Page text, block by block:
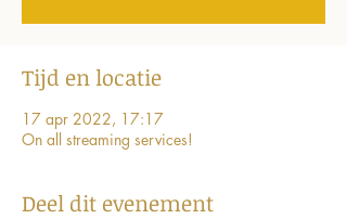
Tijd en locatie
17 apr 2022, 17:17
On all streaming services!
Deel dit evenement